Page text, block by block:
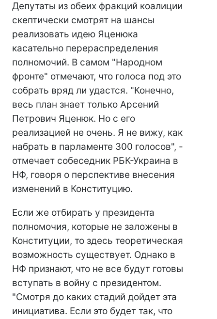
Депутаты из обеих фракций коалиции
скептически смотрят на шансы
реализовать идею Яценюка
касательно перераспределения
полномочий. В самом "Народном
фронте" отмечают, что голоса под это
собрать вряд ли удастся. "Конечно,
весь план знает только Арсений
Петрович Яценюк. Но с его
реализацией не очень. Я не вижу, как
набрать в парламенте 300 голосов", -
отмечает собеседник РБК-Украина в
НФ, говоря о перспективе внесения
изменений в Конституцию.
Если же отбирать у президента
полномочия, которые не заложены в
Конституции, то здесь теоретическая
возможность существует. Однако в
НФ признают, что не все будут готовы
вступать в войну с президентом.
"Смотря до каких стадий дойдет эта
инициатива. Если это будет так, что